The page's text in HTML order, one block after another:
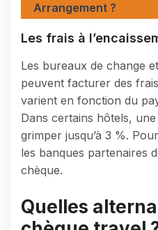
Arrangement ?
Les frais à
Les bureaux de change
peuvent facturer des
varient en fonction du
Dans certains hôtels,
grimper jusqu’à 3 %.
les banques partenaires
chèque.
Quelles